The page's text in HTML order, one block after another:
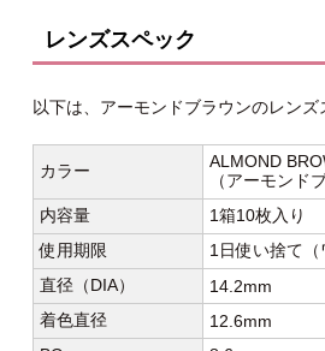
レンズスペック
以下は、アーモンドブラウンのレンズ
カラー
ALMOND
（アーモンド
内容量
1箱10枚入り
使用期限
1日使い捨て（
直径（DIA）
14.2mm
着色直径
12.6mm